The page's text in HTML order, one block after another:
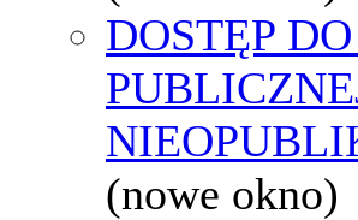
DOSTĘP
(nowe okno)